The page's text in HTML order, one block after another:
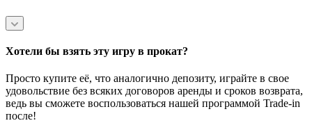
Хотели бы взять эту игру в прокат?
Просто купите её, что аналогично депозиту, играйте в свое
удовольствие без всяких договоров аренды и сроков возврата,
ведь вы сможете воспользоваться нашей программой Trade-in
после!